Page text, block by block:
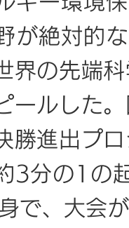
が絶対的
界の先端
ールした
勝進出プ
3分の1の
で、大会